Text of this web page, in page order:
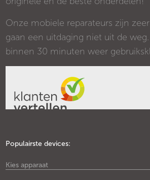
Onze mobiele reparateurs zijn
gaan een uitdaging niet uit de
binnen 30 minuten weer
Populairste devices:
Kies apparaat